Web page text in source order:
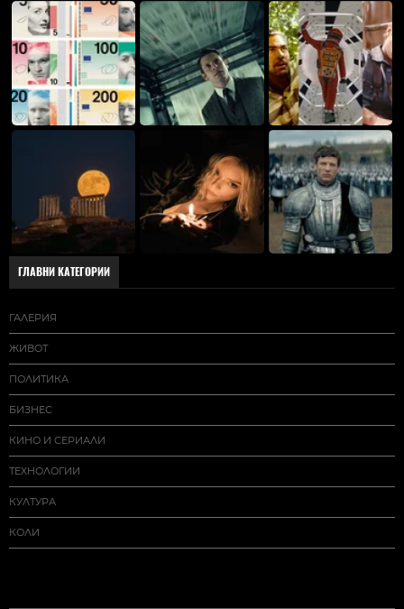
ГЛАВНИ КАТЕГОРИИ
ГАЛЕРИЯ
ЖИВОТ
ПОЛИТИКА
БИЗНЕС
КИНО И СЕРИАЛИ
ТЕХНОЛОГИИ
КУЛТУРА
КОЛИ